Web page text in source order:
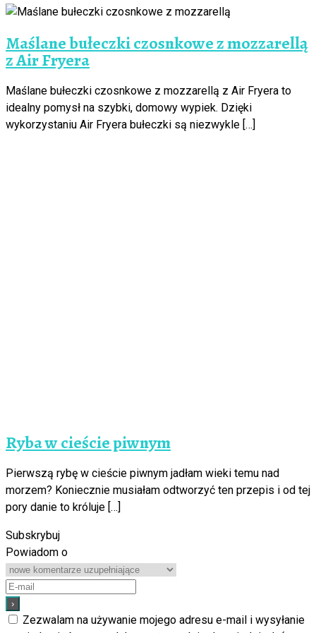
Maślane bułeczki czosnkowe z mozzarellą
z Air Fryera
Maślane bułeczki czosnkowe z mozzarellą z Air Fryera to
idealny pomysł na szybki, domowy wypiek. Dzięki
wykorzystaniu Air Fryera bułeczki są niezwykle […]
Ryba w cieście piwnym
Pierwszą rybę w cieście piwnym jadłam wieki temu nad
morzem? Koniecznie musiałam odtworzyć ten przepis i od tej
pory danie to króluje […]
Subskrybuj
Powiadom o
Zezwalam na używanie mojego adresu e-mail i wysyłanie